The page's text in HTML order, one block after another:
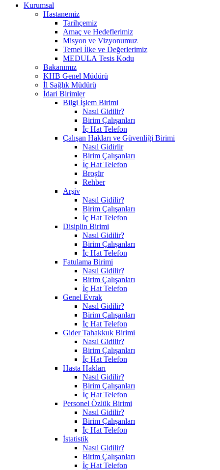
Kurumsal
Hastanemiz
Tarihçemiz
Amaç ve Hedeflerimiz
Misyon ve Vizyonumuz
Temel İlke ve Değerlerimiz
MEDULA Tesis Kodu
Bakanımız
KHB Genel Müdürü
İl Sağlık Müdürü
İdari Birimler
Bilgi İşlem Birimi
Nasıl Gidilir?
Birim Çalışanları
İç Hat Telefon
Çalışan Hakları ve Güvenliği Birimi
Nasıl Gidirlir
Birim Çalışanları
İç Hat Telefon
Broşür
Rehber
Arşiv
Nasıl Gidilir?
Birim Çalışanları
İç Hat Telefon
Disiplin Birimi
Nasıl Gidilir?
Birim Çalışanları
İç Hat Telefon
Fatulama Birimi
Nasıl Gidilir?
Birim Çalışanları
İç Hat Telefon
Genel Evrak
Nasıl Gidilir?
Birim Çalışanları
İç Hat Telefon
Gider Tahakkuk Birimi
Nasıl Gidilir?
Birim Çalışanları
İç Hat Telefon
Hasta Hakları
Nasıl Gidilir?
Birim Çalışanları
İç Hat Telefon
Personel Özlük Birimi
Nasıl Gidilir?
Birim Çalışanları
İç Hat Telefon
İstatistik
Nasıl Gidilir?
Birim Çalışanları
İç Hat Telefon